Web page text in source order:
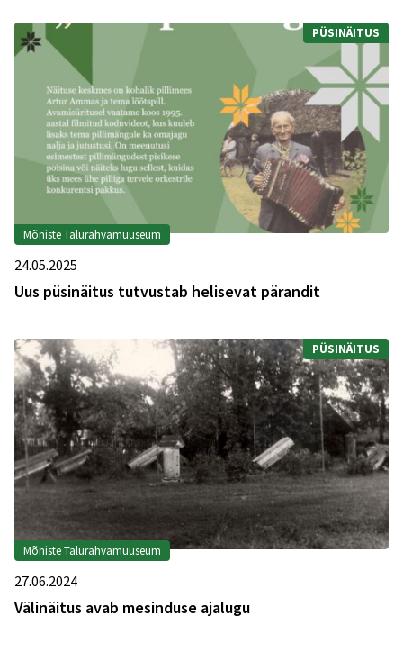
PÜSINÄITUS
Mõniste Talurahvamuuseum
24.05.2025
Uus püsinäitus tutvustab helisevat pärandit
PÜSINÄITUS
Mõniste Talurahvamuuseum
27.06.2024
Välinäitus avab mesinduse ajalugu